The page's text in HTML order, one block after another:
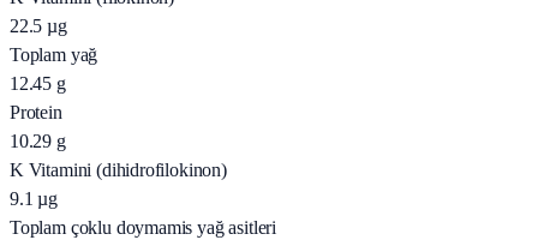
22.5 µg
Toplam yağ
12.45 g
Protein
10.29 g
K Vitamini (dihidrofilokinon)
9.1 µg
Toplam çoklu doymamis yağ asitleri